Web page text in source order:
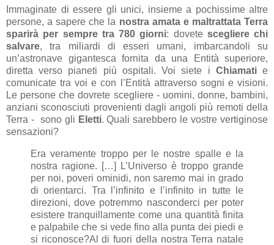
Immaginate di essere gli unici, insieme a pochissime altre
persone, a sapere che la nostra amata e maltrattata Terra
sparirà per sempre tra 780 giorni: dovete scegliere chi
salvare, tra miliardi di esseri umani, imbarcandoli su
un’astronave gigantesca fornita da una Entità superiore,
diretta verso pianeti più ospitali. Voi siete i Chiamatie
comunicate tra voi e con l’Entità attraverso sogni e visioni.
Le persone che dovrete scegliere - uomini, donne, bambini,
anziani sconosciuti provenienti dagli angoli più remoti della
Terra - sono gli Eletti. Quali sarebbero le vostre vertiginose
sensazioni?
Era veramente troppo per le nostre spalle e la
nostra ragione. […] L’Universo è troppo grande
per noi, poveri ominidi, non saremo mai in grado
di orientarci. Tra l’infinito e l’infinito in tutte le
direzioni, dove potremmo nasconderci per poter
esistere tranquillamente come una quantità finita
e palpabile che si vede fino alla punta dei piedi e
si riconosce?Al di fuori della nostra Terra natale